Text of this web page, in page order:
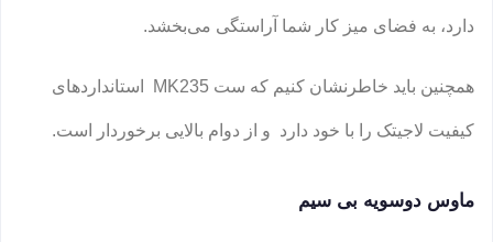
دارد، به فضای میز کار شما آراستگی می‌بخشد.
همچنین باید خاطرنشان کنیم که ست MK235 استانداردهای
کیفیت لاجیتک را با خود دارد و از دوام بالایی برخوردار است.
ماوس دوسویه بی سیم